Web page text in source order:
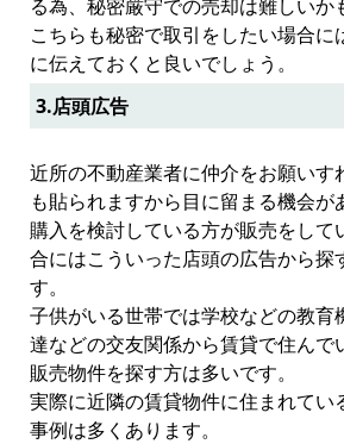
る為、秘密厳守での売却は難しいか
こちらも秘密で取引をしたい場合に
に伝えておくと良いでしょう。
3.店頭広告
近所の不動産業者に仲介をお願いす
も貼られますから目に留まる機会が
購入を検討している方が販売をして
合にはこういった店頭の広告から探
す。
子供がいる世帯では学校などの教育
達などの交友関係から賃貸で住んで
販売物件を探す方は多いです。
実際に近隣の賃貸物件に住まれてい
事例は多くあります。